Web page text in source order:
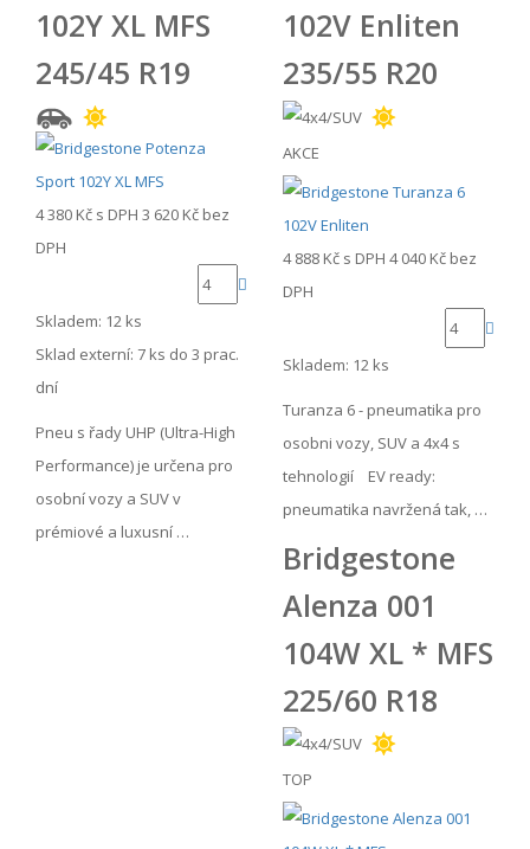
102Y XL MFS
245/45 R19
4 380 Kč s DPH 3 620 Kč bez
DPH
Skladem: 12 ks
Sklad externí: 7 ks do 3 prac.
dní
Pneu s řady UHP (Ultra-High
Performance) je určena pro
osobní vozy a SUV v
prémiové a luxusní …
102V Enliten
235/55 R20
AKCE
4 888 Kč s DPH 4 040 Kč bez
DPH
Skladem: 12 ks
Turanza 6 - pneumatika pro
osobni vozy, SUV a 4x4 s
tehnologií EV ready:
pneumatika navržená tak, …
Bridgestone
Alenza 001
104W XL * MFS
225/60 R18
TOP